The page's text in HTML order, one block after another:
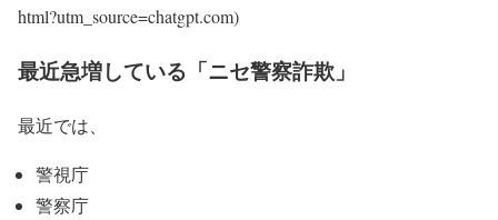
html?utm_source=chatgpt.com)
最近急増している「ニセ警察詐欺」
最近では、
警視庁
警察庁